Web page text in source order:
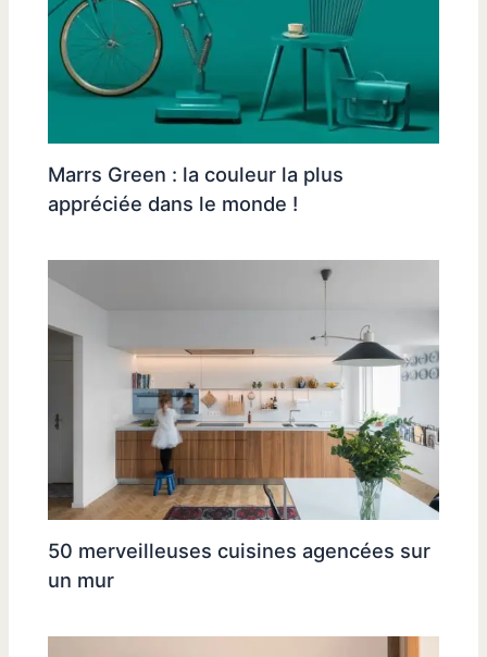
Marrs Green : la couleur la plus
appréciée dans le monde !
50 merveilleuses cuisines agencées sur
un mur